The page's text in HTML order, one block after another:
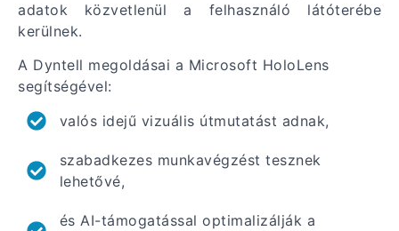
adatok közvetlenül a felhasználó látóterébe
kerülnek.
A Dyntell megoldásai a Microsoft HoloLens
segítségével:
valós idejű vizuális útmutatást adnak,
szabadkezes munkavégzést tesznek
lehetővé,
és AI-támogatással optimalizálják a